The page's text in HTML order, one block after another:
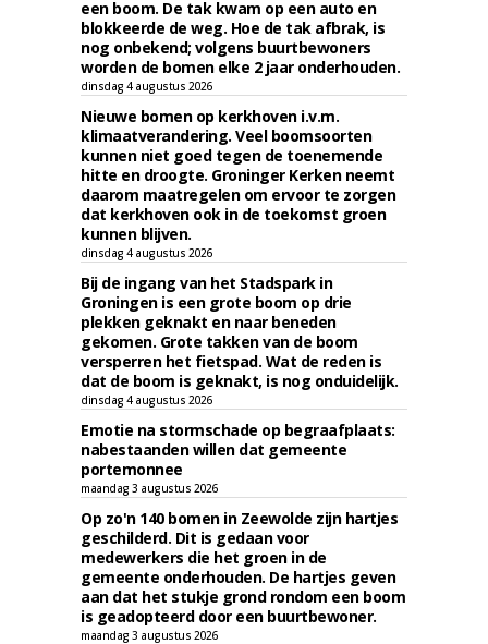
een boom. De tak kwam op een auto en
blokkeerde de weg. Hoe de tak afbrak, is
nog onbekend; volgens buurtbewoners
worden de bomen elke 2 jaar onderhouden.
dinsdag 4 augustus 2026
Nieuwe bomen op kerkhoven i.v.m.
klimaatverandering. Veel boomsoorten
kunnen niet goed tegen de toenemende
hitte en droogte. Groninger Kerken neemt
daarom maatregelen om ervoor te zorgen
dat kerkhoven ook in de toekomst groen
kunnen blijven.
dinsdag 4 augustus 2026
Bij de ingang van het Stadspark in
Groningen is een grote boom op drie
plekken geknakt en naar beneden
gekomen. Grote takken van de boom
versperren het fietspad. Wat de reden is
dat de boom is geknakt, is nog onduidelijk.
dinsdag 4 augustus 2026
Emotie na stormschade op begraafplaats:
nabestaanden willen dat gemeente
portemonnee
maandag 3 augustus 2026
Op zo'n 140 bomen in Zeewolde zijn hartjes
geschilderd. Dit is gedaan voor
medewerkers die het groen in de
gemeente onderhouden. De hartjes geven
aan dat het stukje grond rondom een boom
is geadopteerd door een buurtbewoner.
maandag 3 augustus 2026